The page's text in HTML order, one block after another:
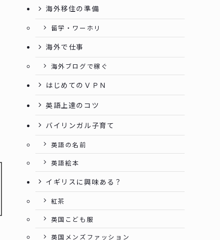
海外移住の準備
留学・ワーホリ
海外で仕事
海外ブログで稼ぐ
はじめてのＶＰＮ
英語上達のコツ
バイリンガル子育て
英語の名前
英語絵本
イギリスに興味ある？
紅茶
英国こども服
英国メンズファッション